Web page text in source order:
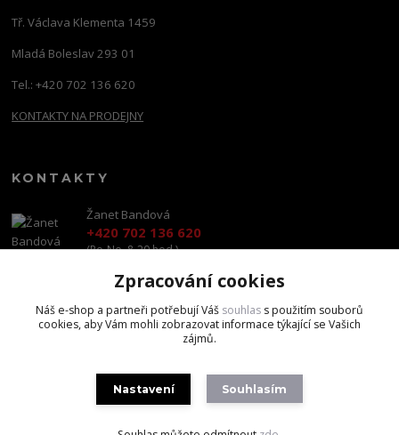
Tř. Václava Klementa 1459
Mladá Boleslav 293 01
Tel.: +420 702 136 620
KONTAKTY NA PRODEJNY
KONTAKTY
Žanet Bandová
+420 702 136 620
(Po-Ne, 8-20 hod.)
shop@brandscapital.cz
Zpracování cookies
Náš e-shop a partneři potřebují Váš souhlas s použitím souborů
cookies, aby Vám mohli zobrazovat informace týkající se Vašich
zájmů.
Nastavení Souhlasím